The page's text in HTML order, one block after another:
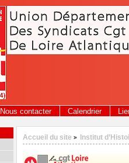
Nous contacter Calendrier
Accueil du site > Institut